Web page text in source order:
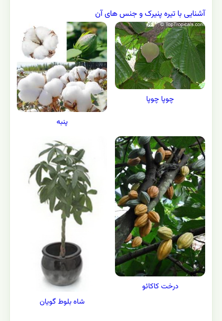
آشنایی با تیره پنیرک و جنس های آن
چوپا چوپا
پنبه
درخت کاکائو
شاه بلوط گویان